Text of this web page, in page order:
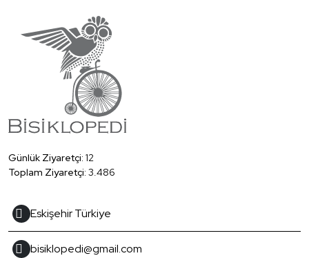
Günlük Ziyaretçi: 12
Toplam Ziyaretçi: 3.486
Eskişehir Türkiye
bisiklopedi@gmail.com